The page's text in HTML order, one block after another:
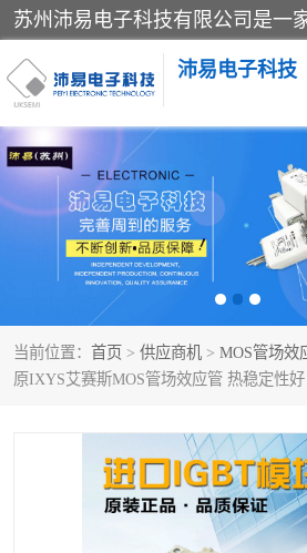
沛易电子科技
当前位置： 首页 > 供应商机 > MOS管场效
原IXYS艾赛斯MOS管场效应管 热稳定性好
西门康 英
快恢复二极管 英
英飞凌可控硅模块
SEMIKRON西门康IGBT
器
MOS管场效应管 晶